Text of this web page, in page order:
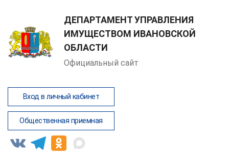
ДЕПАРТАМЕНТ УПРАВЛЕНИЯ
ИМУЩЕСТВОМ ИВАНОВСКОЙ
ОБЛАСТИ
Официальный сайт
Вход в личный кабинет
Общественная приемная